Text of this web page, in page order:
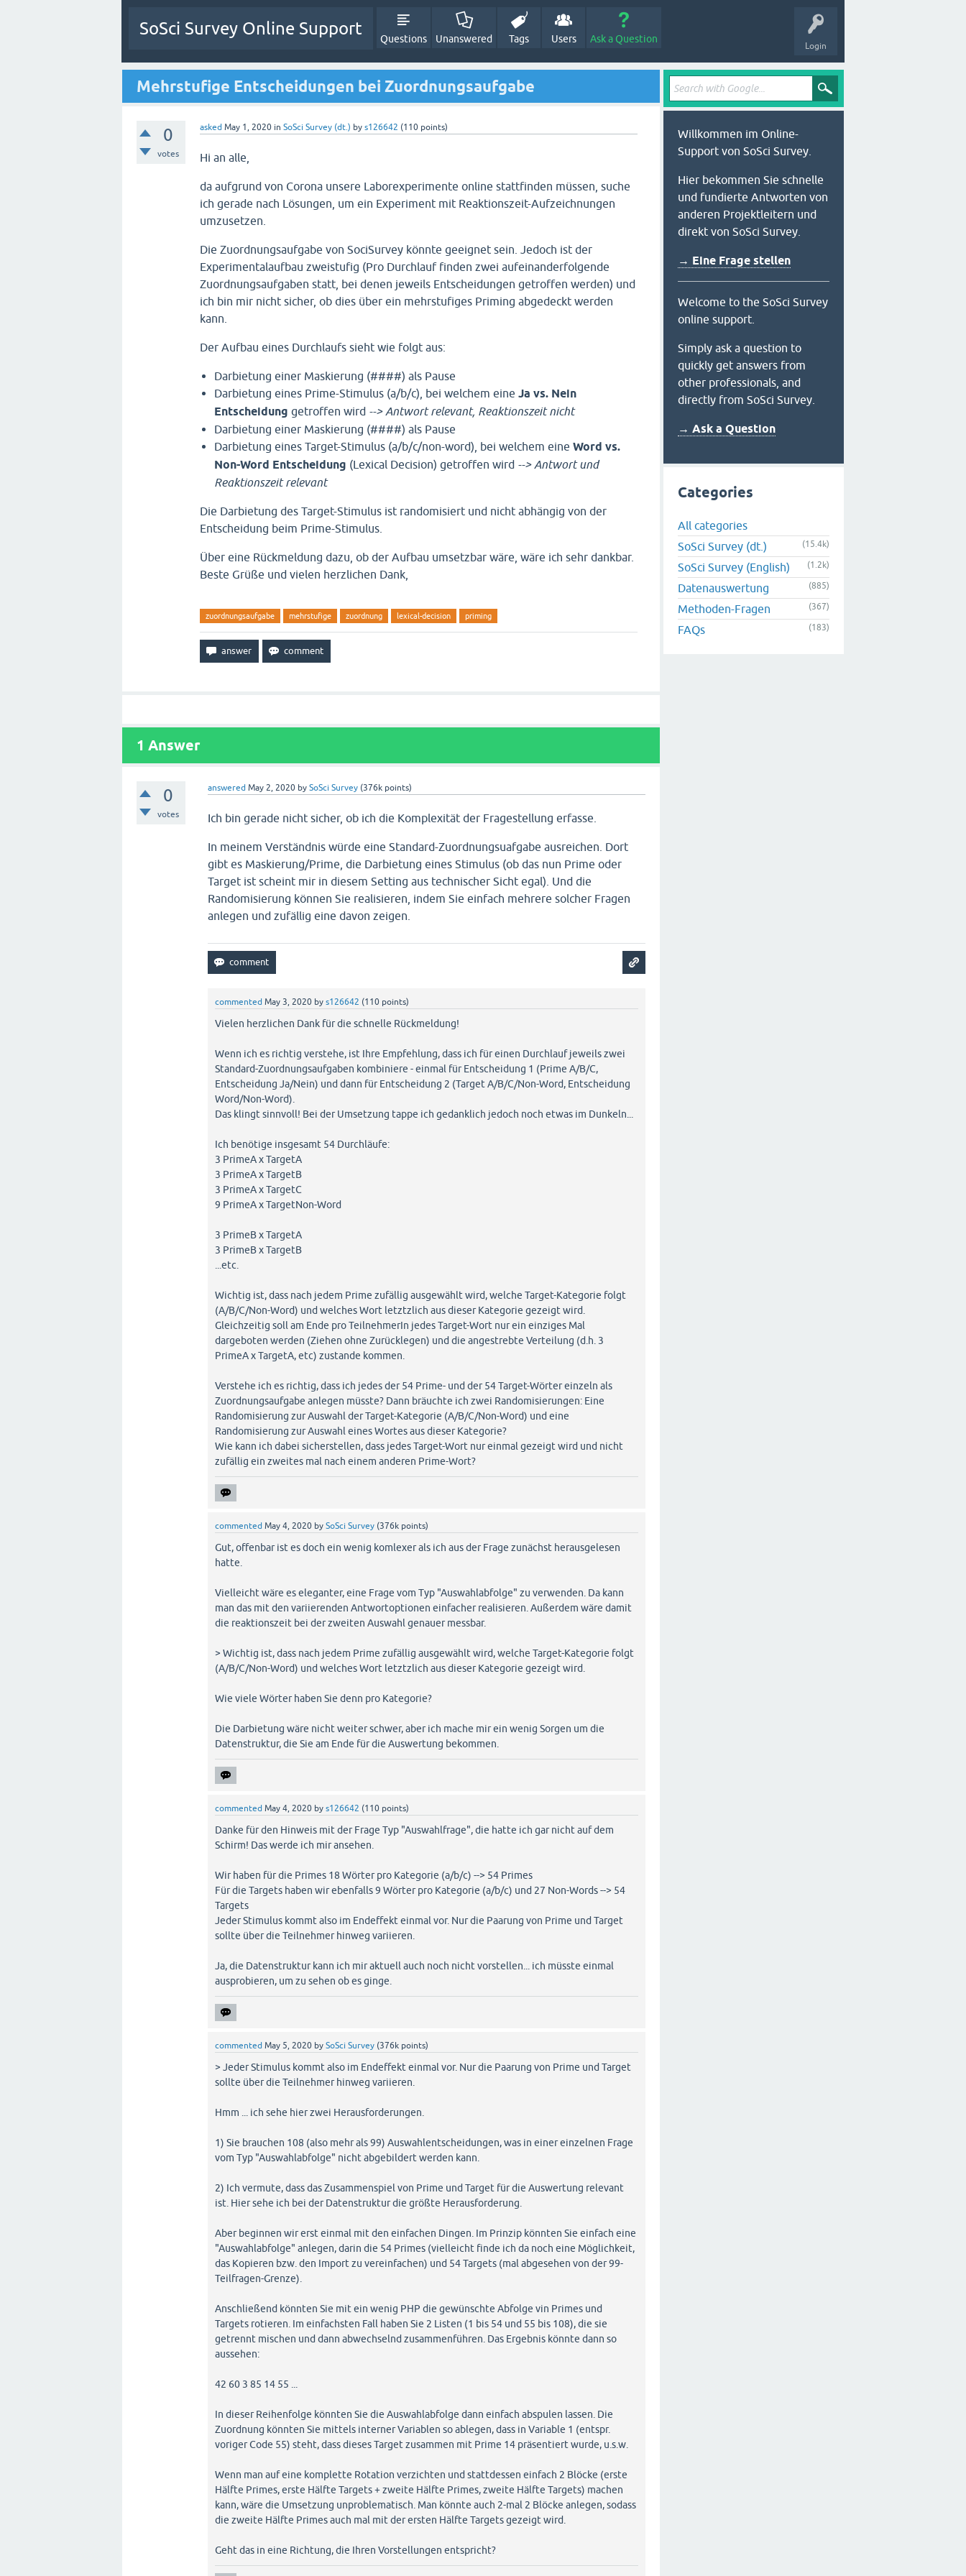
Login
SoSci Survey Online Support
Questions Unanswered Tags Users Ask a Question
Mehrstufige Entscheidungen bei Zuordnungsaufgabe
0
votes
asked May 1, 2020 in SoSci Survey (dt.) by s126642 (110 points)
Hi an alle,
da aufgrund von Corona unsere Laborexperimente online stattfinden müssen, suche
ich gerade nach Lösungen, um ein Experiment mit Reaktionszeit-Aufzeichnungen
umzusetzen.
Die Zuordnungsaufgabe von SociSurvey könnte geeignet sein. Jedoch ist der
Experimentalaufbau zweistufig (Pro Durchlauf finden zwei aufeinanderfolgende
Zuordnungsaufgaben statt, bei denen jeweils Entscheidungen getroffen werden) und
ich bin mir nicht sicher, ob dies über ein mehrstufiges Priming abgedeckt werden
kann.
Der Aufbau eines Durchlaufs sieht wie folgt aus:
Darbietung einer Maskierung (####) als Pause
Darbietung eines Prime-Stimulus (a/b/c), bei welchem eine Ja vs. Nein
Entscheidung getroffen wird --> Antwort relevant, Reaktionszeit nicht
Darbietung einer Maskierung (####) als Pause
Darbietung eines Target-Stimulus (a/b/c/non-word), bei welchem eine Word vs.
Non-Word Entscheidung (Lexical Decision) getroffen wird --> Antwort und
Reaktionszeit relevant
Die Darbietung des Target-Stimulus ist randomisiert und nicht abhängig von der
Entscheidung beim Prime-Stimulus.
Über eine Rückmeldung dazu, ob der Aufbau umsetzbar wäre, wäre ich sehr dankbar.
Beste Grüße und vielen herzlichen Dank,
zuordnungsaufgabe mehrstufige zuordnung lexical-decision priming
1 Answer
0
votes
answered May 2, 2020 bySoSci Survey (376k points)
Ich bin gerade nicht sicher, ob ich die Komplexität der Fragestellung erfasse.
In meinem Verständnis würde eine Standard-Zuordnungsuafgabe ausreichen. Dort
gibt es Maskierung/Prime, die Darbietung eines Stimulus (ob das nun Prime oder
Target ist scheint mir in diesem Setting aus technischer Sicht egal). Und die
Randomisierung können Sie realisieren, indem Sie einfach mehrere solcher Fragen
anlegen und zufällig eine davon zeigen.
commented May 3, 2020 bys126642 (110 points)
Vielen herzlichen Dank für die schnelle Rückmeldung!
Wenn ich es richtig verstehe, ist Ihre Empfehlung, dass ich für einen Durchlauf jeweils zwei
Standard-Zuordnungsaufgaben kombiniere - einmal für Entscheidung 1 (Prime A/B/C,
Entscheidung Ja/Nein) und dann für Entscheidung 2 (Target A/B/C/Non-Word, Entscheidung
Word/Non-Word).
Das klingt sinnvoll! Bei der Umsetzung tappe ich gedanklich jedoch noch etwas im Dunkeln...
Ich benötige insgesamt 54 Durchläufe:
3 PrimeA x TargetA
3 PrimeA x TargetB
3 PrimeA x TargetC
9 PrimeA x TargetNon-Word
3 PrimeB x TargetA
3 PrimeB x TargetB
...etc.
Wichtig ist, dass nach jedem Prime zufällig ausgewählt wird, welche Target-Kategorie folgt
(A/B/C/Non-Word) und welches Wort letztzlich aus dieser Kategorie gezeigt wird.
Gleichzeitig soll am Ende pro TeilnehmerIn jedes Target-Wort nur ein einziges Mal
dargeboten werden (Ziehen ohne Zurücklegen) und die angestrebte Verteilung (d.h. 3
PrimeA x TargetA, etc) zustande kommen.
Verstehe ich es richtig, dass ich jedes der 54 Prime- und der 54 Target-Wörter einzeln als
Zuordnungsaufgabe anlegen müsste? Dann bräuchte ich zwei Randomisierungen: Eine
Randomisierung zur Auswahl der Target-Kategorie (A/B/C/Non-Word) und eine
Randomisierung zur Auswahl eines Wortes aus dieser Kategorie?
Wie kann ich dabei sicherstellen, dass jedes Target-Wort nur einmal gezeigt wird und nicht
zufällig ein zweites mal nach einem anderen Prime-Wort?
commented May 4, 2020 bySoSci Survey (376k points)
Gut, offenbar ist es doch ein wenig komlexer als ich aus der Frage zunächst herausgelesen
hatte.
Vielleicht wäre es eleganter, eine Frage vom Typ "Auswahlabfolge" zu verwenden. Da kann
man das mit den variierenden Antwortoptionen einfacher realisieren. Außerdem wäre damit
die reaktionszeit bei der zweiten Auswahl genauer messbar.
> Wichtig ist, dass nach jedem Prime zufällig ausgewählt wird, welche Target-Kategorie folgt
(A/B/C/Non-Word) und welches Wort letztzlich aus dieser Kategorie gezeigt wird.
Wie viele Wörter haben Sie denn pro Kategorie?
Die Darbietung wäre nicht weiter schwer, aber ich mache mir ein wenig Sorgen um die
Datenstruktur, die Sie am Ende für die Auswertung bekommen.
commented May 4, 2020 bys126642 (110 points)
Danke für den Hinweis mit der Frage Typ "Auswahlfrage", die hatte ich gar nicht auf dem
Schirm! Das werde ich mir ansehen.
Wir haben für die Primes 18 Wörter pro Kategorie (a/b/c) --> 54 Primes
Für die Targets haben wir ebenfalls 9 Wörter pro Kategorie (a/b/c) und 27 Non-Words --> 54
Targets
Jeder Stimulus kommt also im Endeffekt einmal vor. Nur die Paarung von Prime und Target
sollte über die Teilnehmer hinweg variieren.
Ja, die Datenstruktur kann ich mir aktuell auch noch nicht vorstellen... ich müsste einmal
ausprobieren, um zu sehen ob es ginge.
commented May 5, 2020 bySoSci Survey (376k points)
> Jeder Stimulus kommt also im Endeffekt einmal vor. Nur die Paarung von Prime und Target
sollte über die Teilnehmer hinweg variieren.
Hmm ... ich sehe hier zwei Herausforderungen.
1) Sie brauchen 108 (also mehr als 99) Auswahlentscheidungen, was in einer einzelnen Frage
vom Typ "Auswahlabfolge" nicht abgebildert werden kann.
2) Ich vermute, dass das Zusammenspiel von Prime und Target für die Auswertung relevant
ist. Hier sehe ich bei der Datenstruktur die größte Herausforderung.
Aber beginnen wir erst einmal mit den einfachen Dingen. Im Prinzip könnten Sie einfach eine
"Auswahlabfolge" anlegen, darin die 54 Primes (vielleicht finde ich da noch eine Möglichkeit,
das Kopieren bzw. den Import zu vereinfachen) und 54 Targets (mal abgesehen von der 99-
Teilfragen-Grenze).
Anschließend könnten Sie mit ein wenig PHP die gewünschte Abfolge vin Primes und
Targets rotieren. Im einfachsten Fall haben Sie 2 Listen (1 bis 54 und 55 bis 108), die sie
getrennt mischen und dann abwechselnd zusammenführen. Das Ergebnis könnte dann so
aussehen:
42 60 3 85 14 55 ...
In dieser Reihenfolge könnten Sie die Auswahlabfolge dann einfach abspulen lassen. Die
Zuordnung könnten Sie mittels interner Variablen so ablegen, dass in Variable 1 (entspr.
voriger Code 55) steht, dass dieses Target zusammen mit Prime 14 präsentiert wurde, u.s.w.
Wenn man auf eine komplette Rotation verzichten und stattdessen einfach 2 Blöcke (erste
Hälfte Primes, erste Hälfte Targets + zweite Hälfte Primes, zweite Hälfte Targets) machen
kann, wäre die Umsetzung unproblematisch. Man könnte auch 2-mal 2 Blöcke anlegen, sodass
die zweite Hälfte Primes auch mal mit der ersten Hälfte Targets gezeigt wird.
Geht das in eine Richtung, die Ihren Vorstellungen entspricht?
Willkommen im Online-
Support von SoSci Survey.
Hier bekommen Sie schnelle
und fundierte Antworten von
anderen Projektleitern und
direkt von SoSci Survey.
→ Eine Frage stellen
Welcome to the SoSci Survey
online support.
Simply ask a question to
quickly get answers from
other professionals, and
directly from SoSci Survey.
→ Ask a Question
Categories
All categories
SoSci Survey (dt.)
(15.4k)
SoSci Survey (English) (1.2k)
Datenauswertung (885)
Methoden-Fragen (367)
FAQs (183)